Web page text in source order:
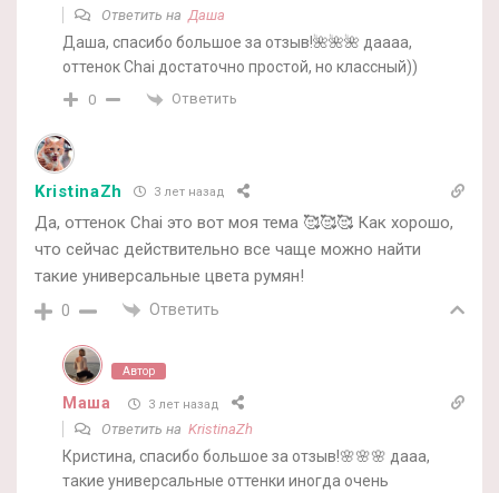
Ответить наДаша
Даша, спасибо большое за отзыв!🌺🌺🌺 даааа,
оттенок Chai достаточно простой, но классный))
0 Ответить
KristinaZh 3 лет назад
Да, оттенок Chai это вот моя тема 🥰🥰🥰 Как хорошо,
что сейчас действительно все чаще можно найти
такие универсальные цвета румян!
0 Ответить
Автор
Маша 3 лет назад
Ответить на KristinaZh
Кристина, спасибо большое за отзыв!🌸🌸🌸 дааа,
такие универсальные оттенки иногда очень